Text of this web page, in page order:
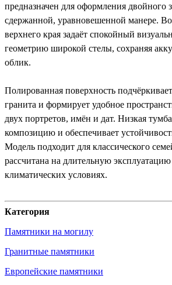
предназначен для оформления двойного
сдержанной, уравновешенной манере.
верхнего края задаёт спокойный
геометрию широкой стелы, сохраняя
облик.
Полированная поверхность
гранита и формирует удобное
двух портретов, имён и дат. Низкая
композицию и обеспечивает
Модель подходит для классического
рассчитана на длительную
климатических условиях.
Категория
Памятники на могилу
Гранитные памятники
Европейские памятники